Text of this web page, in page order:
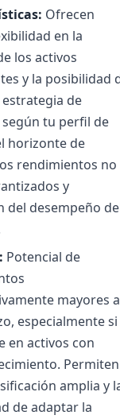
Ofrecen
en la
los activos
y la posibilidad
de
tu perfil de
horizonte de
rendimientos no
y
del desempeño
Potencial de
mayores a
especialmente si
en activos con
Permiten
amplia y
de adaptar la